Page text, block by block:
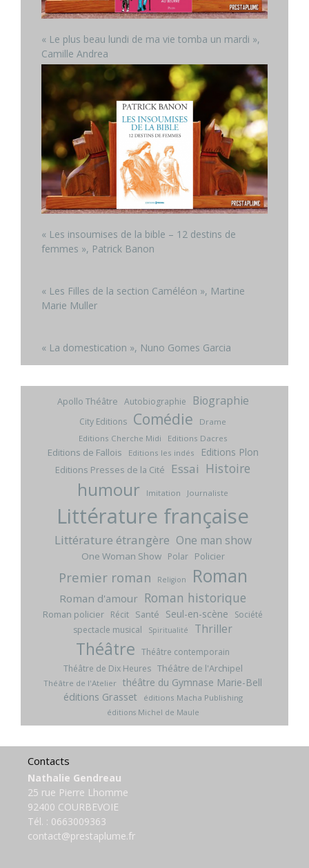
« Le plus beau lundi de ma vie tomba un mardi »,
Camille Andrea
« Les insoumises de la bible – 12 destins de
femmes », Patrick Banon
« Les Filles de la section Caméléon », Martine
Marie Muller
« La domestication », Nuno Gomes Garcia
Apollo Théâtre Autobiographie Biographie
City Editions Comédie
Drame
Editions Cherche Midi
Editions Dacres
Editions de Fallois Editions les indés Editions Plon
Editions Presses de la Cité Essai Histoire
humour Imitation Journaliste
Littérature française
Littérature étrangère One man show
One Woman Show Polar Policier
Premier roman Religion Roman
Roman d'amour Roman historique
Roman policier Récit Santé Seul-en-scène
Société
spectacle musical
Spiritualité Thriller
Théâtre Théâtre contemporain
Théâtre de Dix Heures Théâtre de l'Archipel
Théâtre de l'Atelier théâtre du Gymnase Marie-Bell
éditions Grasset
éditions Macha Publishing
éditions Michel de Maule
Contacts
Nathalie Gendreau
25 rue Pierre Lhomme
92400 COURBEVOIE
Tél. : 0663009363
contact@prestaplume.fr